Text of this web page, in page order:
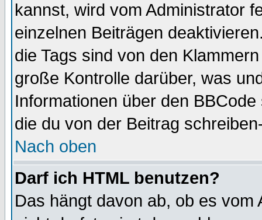
kannst, wird vom Administrator
einzelnen Beiträgen
die Tags sind von den
große Kontrolle darüber, was
Informationen über den
die du von der Beitrag
Nach oben
Darf ich HTML benutzen?
Das hängt davon ab, ob es